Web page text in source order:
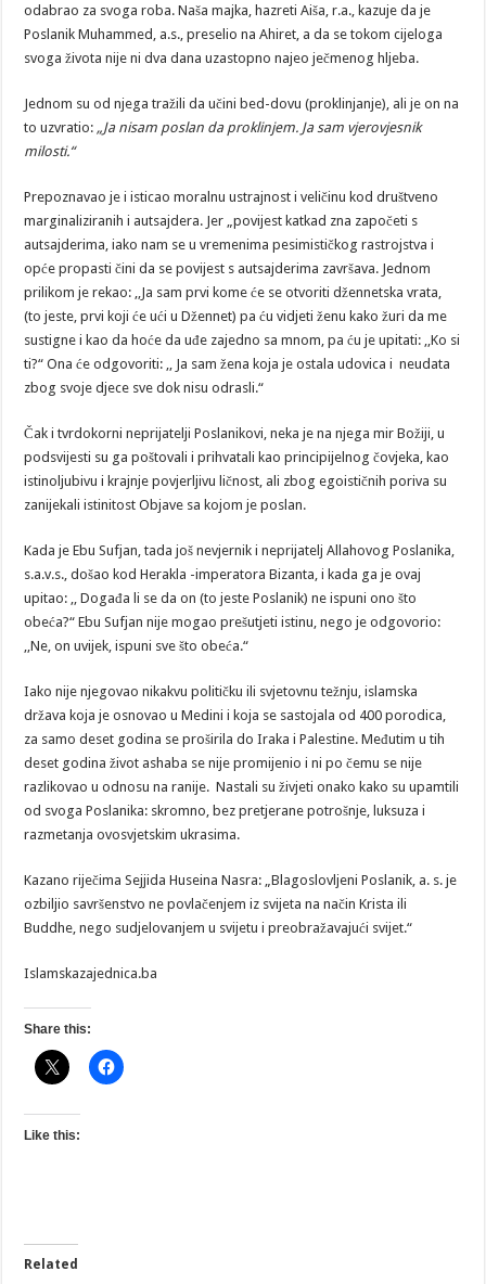
odabrao za svoga roba. Naša majka, hazreti Aiša, r.a., kazuje da je
Poslanik Muhammed, a.s., preselio na Ahiret, a da se tokom cijeloga
svoga života nije ni dva dana uzastopno najeo ječmenog hljeba.
Jednom su od njega tražili da učini bed-dovu (proklinjanje), ali je on na
to uzvratio: „Ja nisam poslan da proklinjem. Ja sam vjerovjesnik
milosti.“
Prepoznavao je i isticao moralnu ustrajnost i veličinu kod društveno
marginaliziranih i autsajdera. Jer „povijest katkad zna započeti s
autsajderima, iako nam se u vremenima pesimističkog rastrojstva i
opće propasti čini da se povijest s autsajderima završava. Jednom
prilikom je rekao: ,,Ja sam prvi kome će se otvoriti džennetska vrata,
(to jeste, prvi koji će ući u Džennet) pa ću vidjeti ženu kako žuri da me
sustigne i kao da hoće da uđe zajedno sa mnom, pa ću je upitati: ,,Ko si
ti?“ Ona će odgovoriti: ,, Ja sam žena koja je ostala udovica i neudata
zbog svoje djece sve dok nisu odrasli.“
Čak i tvrdokorni neprijatelji Poslanikovi, neka je na njega mir Božiji, u
podsvijesti su ga poštovali i prihvatali kao principijelnog čovjeka, kao
istinoljubivu i krajnje povjerljivu ličnost, ali zbog egoističnih poriva su
zanijekali istinitost Objave sa kojom je poslan.
Kada je Ebu Sufjan, tada još nevjernik i neprijatelj Allahovog Poslanika,
s.a.v.s., došao kod Herakla -imperatora Bizanta, i kada ga je ovaj
upitao: ,, Događa li se da on (to jeste Poslanik) ne ispuni ono što
obeća?“ Ebu Sufjan nije mogao prešutjeti istinu, nego je odgovorio:
,,Ne, on uvijek, ispuni sve što obeća.“
Iako nije njegovao nikakvu političku ili svjetovnu težnju, islamska
država koja je osnovao u Medini i koja se sastojala od 400 porodica,
za samo deset godina se proširila do Iraka i Palestine. Međutim u tih
deset godina život ashaba se nije promijenio i ni po čemu se nije
razlikovao u odnosu na ranije. Nastali su živjeti onako kako su upamtili
od svoga Poslanika: skromno, bez pretjerane potrošnje, luksuza i
razmetanja ovosvjetskim ukrasima.
Kazano riječima Sejjida Huseina Nasra: „Blagoslovljeni Poslanik, a. s. je
ozbiljio savršenstvo ne povlačenjem iz svijeta na način Krista ili
Buddhe, nego sudjelovanjem u svijetu i preobražavajući svijet.“
Islamskazajednica.ba
Share this:
Like this:
Related